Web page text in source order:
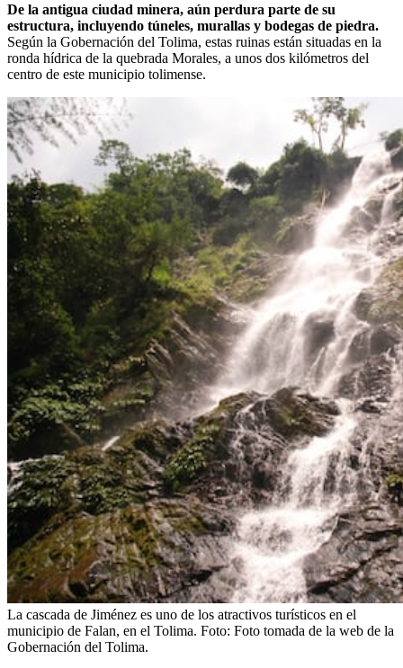
De la antigua ciudad minera, aún perdura parte de su
estructura, incluyendo túneles, murallas y bodegas de piedra.
Según la Gobernación del Tolima, estas ruinas están situadas en la
ronda hídrica de la quebrada Morales, a unos dos kilómetros del
centro de este municipio tolimense.
La cascada de Jiménez es uno de los atractivos turísticos en el
municipio de Falan, en el Tolima. Foto: Foto tomada de la web de la
Gobernación del Tolima.